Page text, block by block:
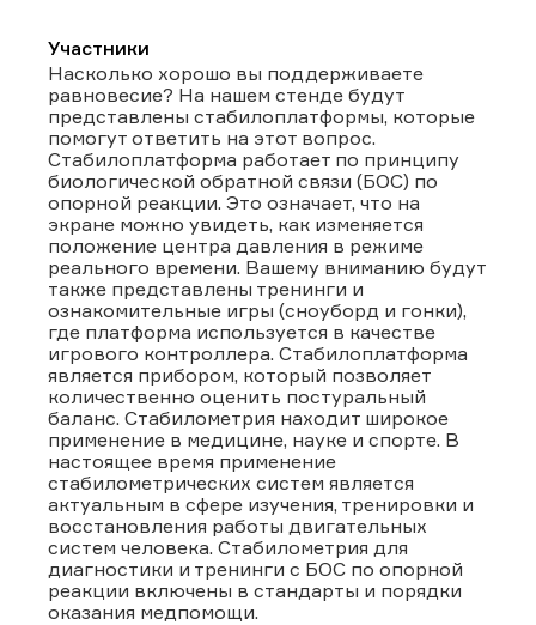
Участники
Насколько хорошо вы поддерживаете
равновесие? На нашем стенде будут
представлены стабилоплатформы, которые
помогут ответить на этот вопрос.
Стабилоплатформа работает по принципу
биологической обратной связи (БОС) по
опорной реакции. Это означает, что на
экране можно увидеть, как изменяется
положение центра давления в режиме
реального времени. Вашему вниманию будут
также представлены тренинги и
ознакомительные игры (сноуборд и гонки),
где платформа используется в качестве
игрового контроллера. Стабилоплатформа
является прибором, который позволяет
количественно оценить постуральный
баланс. Стабилометрия находит широкое
применение в медицине, науке и спорте. В
настоящее время применение
стабилометрических систем является
актуальным в сфере изучения, тренировки и
восстановления работы двигательных
систем человека. Стабилометрия для
диагностики и тренинги с БОС по опорной
реакции включены в стандарты и порядки
оказания медпомощи.